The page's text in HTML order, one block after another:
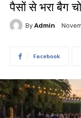
पैसों से भरा बैग
By Admin
Facebook